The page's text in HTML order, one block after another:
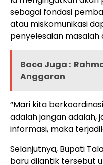
sebagai fondasi
atau miskomunikasi
penyelesaian masalah
Baca Juga :
Anggaran
“Mari kita
adalah jangan adalah,
informasi, maka
Selanjutnya, Bupati
baru dilantik tersebut